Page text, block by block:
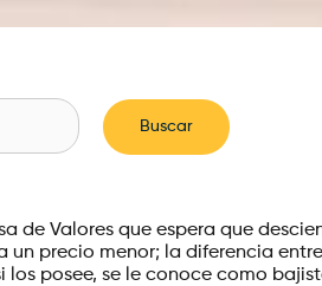
de Valores que espera que
un precio menor; la diferencia
los posee, se le conoce como